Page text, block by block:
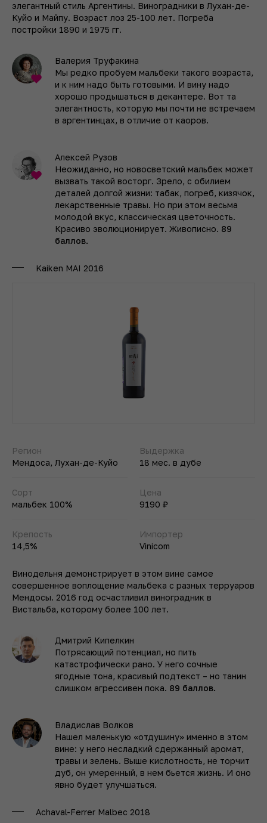
элегантный стиль Аргентины. Виноградники в Лухан-де-
Куйо и Майпу. Возраст лоз 25-100 лет. Погреба
постройки 1890 и 1975 гг.
Валерия Труфакина
Мы редко пробуем мальбеки такого возраста,
и к ним надо быть готовыми. И вину надо
хорошо продышаться в декантере. Вот та
элегантность, которую мы почти не встречаем
в аргентинцах, в отличие от каоров.
Алексей Рузов
Неожиданно, но новосветский мальбек может
вызвать такой восторг. Зрело, с обилием
деталей долгой жизни: табак, погреб, кизячок,
лекарственные травы. Но при этом весьма
молодой вкус, классическая цветочность.
Красиво эволюционирует. Живописно. 89
баллов.
Kaiken MAI 2016
Регион
Мендоса, Лухан-де-Куйо
Сорт
мальбек 100%
Крепость
14,5%
Выдержка
18 мес. в дубе
Цена
9190 ₽
Импортер
Vinicom
Винодельня демонстрирует в этом вине самое
совершенное воплощение мальбека с разных терруаров
Мендосы. 2016 год осчастливил виноградник в
Вистальба, которому более 100 лет.
Дмитрий Кипелкин
Потрясающий потенциал, но пить
катастрофически рано. У него сочные
ягодные тона, красивый подтекст – но танин
слишком агрессивен пока. 89 баллов.
Владислав Волков
Нашел маленькую «отдушину» именно в этом
вине: у него несладкий сдержанный аромат,
травы и зелень. Выше кислотность, не торчит
дуб, он умеренный, в нем бьется жизнь. И оно
явно будет улучшаться.
Achaval-Ferrer Malbec 2018